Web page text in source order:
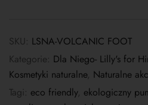
SKU: LSNA-VOLCANIC FOOT
Kategorie: Dla Niego- Lilly's for
Kosmetyki naturalne, Naturalne
Tagi: eco friendly, ekologiczny